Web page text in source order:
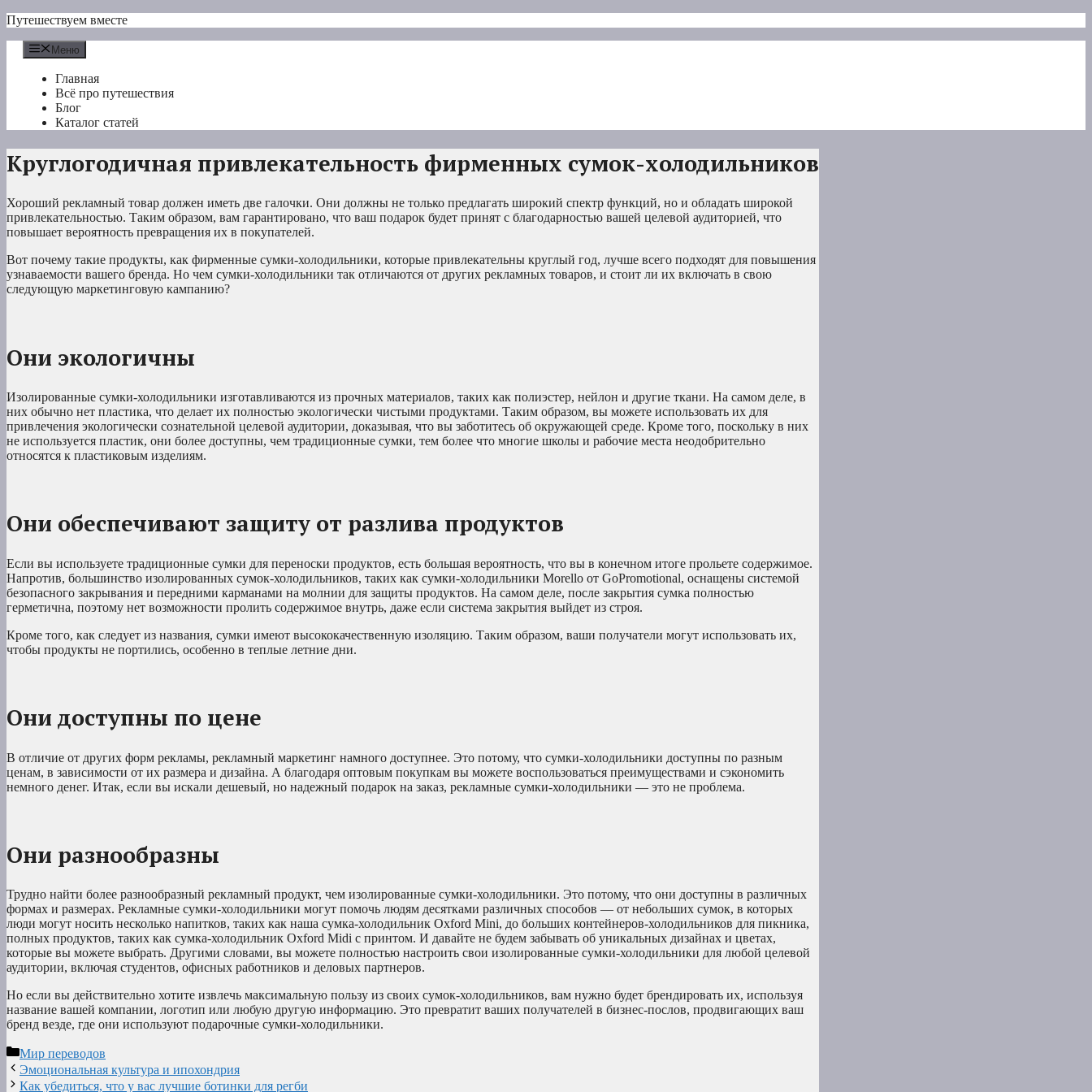
Перейти
содержимому
Путешествуем вместе
Меню
Главная
Всё про путешествия
Блог
Каталог статей
Круглогодичная привлекательность фирменных сумок-холодильников
Хороший рекламный товар должен иметь две галочки. Они должны не только предлагать широкий спектр функций, но и обладать широкой
привлекательностью. Таким образом, вам гарантировано, что ваш подарок будет принят с благодарностью вашей целевой аудиторией, что
повышает вероятность превращения их в покупателей.
Вот почему такие продукты, как фирменные сумки-холодильники, которые привлекательны круглый год, лучше всего подходят для повышения
узнаваемости вашего бренда. Но чем сумки-холодильники так отличаются от других рекламных товаров, и стоит ли их включать в свою
следующую маркетинговую кампанию?
Они экологичны
Изолированные сумки-холодильники изготавливаются из прочных материалов, таких как полиэстер, нейлон и другие ткани. На самом деле, в
них обычно нет пластика, что делает их полностью экологически чистыми продуктами. Таким образом, вы можете использовать их для
привлечения экологически сознательной целевой аудитории, доказывая, что вы заботитесь об окружающей среде. Кроме того, поскольку в них
не используется пластик, они более доступны, чем традиционные сумки, тем более что многие школы и рабочие места неодобрительно
относятся к пластиковым изделиям.
Они обеспечивают защиту от разлива продуктов
Если вы используете традиционные сумки для переноски продуктов, есть большая вероятность, что вы в конечном итоге прольете содержимое.
Напротив, большинство изолированных сумок-холодильников, таких как сумки-холодильники Morello от GoPromotional, оснащены системой
безопасного закрывания и передними карманами на молнии для защиты продуктов. На самом деле, после закрытия сумка полностью
герметична, поэтому нет возможности пролить содержимое внутрь, даже если система закрытия выйдет из строя.
Кроме того, как следует из названия, сумки имеют высококачественную изоляцию. Таким образом, ваши получатели могут использовать их,
чтобы продукты не портились, особенно в теплые летние дни.
Они доступны по цене
В отличие от других форм рекламы, рекламный маркетинг намного доступнее. Это потому, что сумки-холодильники доступны по разным
ценам, в зависимости от их размера и дизайна. А благодаря оптовым покупкам вы можете воспользоваться преимуществами и сэкономить
немного денег. Итак, если вы искали дешевый, но надежный подарок на заказ, рекламные сумки-холодильники — это не проблема.
Они разнообразны
Трудно найти более разнообразный рекламный продукт, чем изолированные сумки-холодильники. Это потому, что они доступны в различных
формах и размерах. Рекламные сумки-холодильники могут помочь людям десятками различных способов — от небольших сумок, в которых
люди могут носить несколько напитков, таких как наша сумка-холодильник Oxford Mini, до больших контейнеров-холодильников для пикника,
полных продуктов, таких как сумка-холодильник Oxford Midi с принтом. И давайте не будем забывать об уникальных дизайнах и цветах,
которые вы можете выбрать. Другими словами, вы можете полностью настроить свои изолированные сумки-холодильники для любой целевой
аудитории, включая студентов, офисных работников и деловых партнеров.
Но если вы действительно хотите извлечь максимальную пользу из своих сумок-холодильников, вам нужно будет брендировать их, используя
название вашей компании, логотип или любую другую информацию. Это превратит ваших получателей в бизнес-послов, продвигающих ваш
бренд везде, где они используют подарочные сумки-холодильники.
Рубрики
Мир переводов
Эмоциональная культура и ипохондрия
Как убедиться, что у вас лучшие ботинки для регби